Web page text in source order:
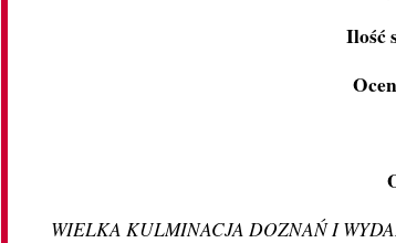
Ilość
WIELKA KULMINACJA DOZNAŃ I